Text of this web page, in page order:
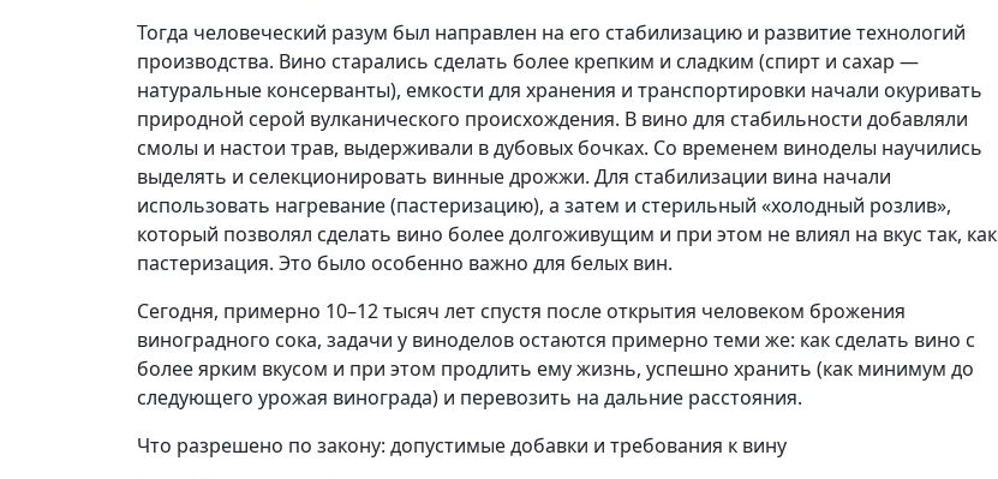
Тогда человеческий разум был направлен на его стабилизацию и развитие технологий
производства. Вино старались сделать более крепким и сладким (спирт и сахар —
натуральные консерванты), емкости для хранения и транспортировки начали окуривать
природной серой вулканического происхождения. В вино для стабильности добавляли
смолы и настои трав, выдерживали в дубовых бочках. Со временем виноделы научились
выделять и селекционировать винные дрожжи. Для стабилизации вина начали
использовать нагревание (пастеризацию), а затем и стерильный «холодный розлив»,
который позволял сделать вино более долгоживущим и при этом не влиял на вкус так, как
пастеризация. Это было особенно важно для белых вин.
Сегодня, примерно 10–12 тысяч лет спустя после открытия человеком брожения
виноградного сока, задачи у виноделов остаются примерно теми же: как сделать вино с
более ярким вкусом и при этом продлить ему жизнь, успешно хранить (как минимум до
следующего урожая винограда) и перевозить на дальние расстояния.
Что разрешено по закону: допустимые добавки и требования к вину